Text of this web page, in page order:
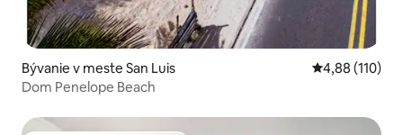
Bývanie v meste San Luis Priemerné
4,88 (110)
Dom Penelope Beach